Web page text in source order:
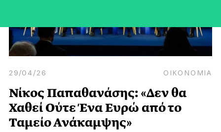
29/04/26 ΟΙΚΟΝΟΜΙΑ
Νίκος Παπαθανάσης: «Δεν θα
Χαθεί Ούτε Ένα Ευρώ από το
Ταμείο Ανάκαμψης»